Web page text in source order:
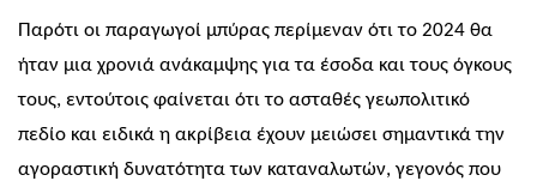
Παρότι οι παραγωγοί μπύρας περίμεναν ότι το 2024 θα
ήταν μια χρονιά ανάκαμψης για τα έσοδα και τους όγκους
τους, εντούτοις φαίνεται ότι το ασταθές γεωπολιτικό
πεδίο και ειδικά η ακρίβεια έχουν μειώσει σημαντικά την
αγοραστική δυνατότητα των καταναλωτών, γεγονός που